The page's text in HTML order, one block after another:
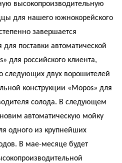
высокопроизводительную
для нашего южнокорейского
завершается
поставки автоматической
для российского клиента,
следующих двух ворошителей
конструкции «Mopos» для
солода. В следующем
автоматическую мойку
одного из крупнейших
В мае-месяце будет